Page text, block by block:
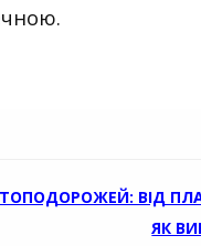
ВІД
ЯК